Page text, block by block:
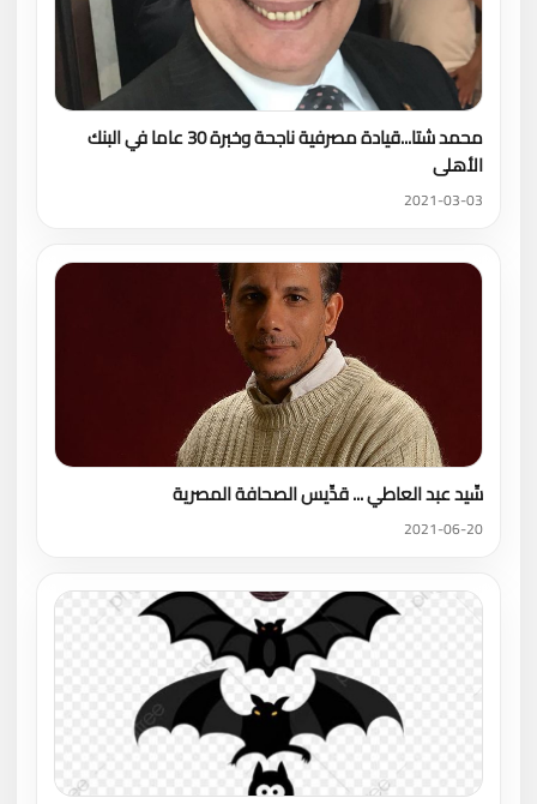
محمد شتا...قيادة مصرفية ناجحة وخبرة 30 عاما في البنك
الأهلى
2021-03-03
سِّيد عبد العاطي ... قدِّيس الصحافة المصرية
2021-06-20